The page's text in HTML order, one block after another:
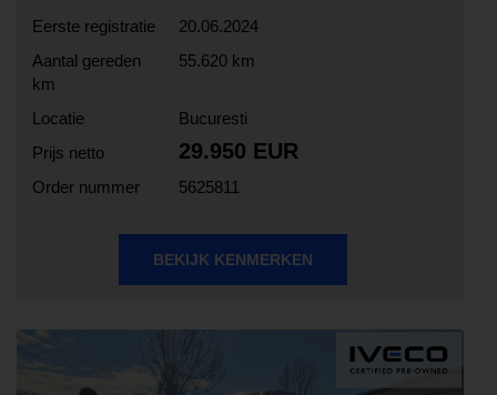
Eerste registratie
20.06.2024
Aantal gereden
km
55.620 km
Locatie
Bucuresti
Prijs netto
29.950 EUR
Order nummer 5625811
BEKIJK KENMERKEN